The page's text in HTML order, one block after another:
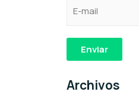
t
ó
e
e
e
e
Enviar
Archivos